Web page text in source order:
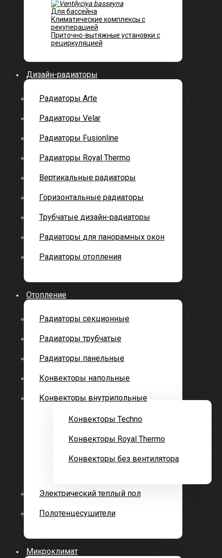
Для бассейна
Климатические комплексы с
рекуперацией
Приточно-вытяжные установки с
рециркуляцией
Дизайн-радиаторы
Радиаторы Arte
Радиаторы Velar
Радиаторы Fusionline
Радиаторы Royal Thermo
Вертикальные радиаторы
Горизонтальные радиаторы
Трубчатые дизайн-радиаторы
Радиаторы для панорамных окон
Радиаторы отопления
Отопление
Радиаторы секционные
Радиаторы трубчатые
Радиаторы панельные
Конвекторы напольные
Конвекторы внутрипольные
Конвекторы Techno
Конвекторы Royal Thermo
Конвекторы без вентилятора
Электрический теплый пол
Полотенцесушители
Микроклимат